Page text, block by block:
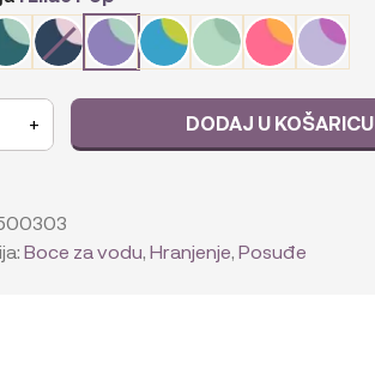
+ DODAJ U KOŠARICU
Boce za vodu,Hranjenje,Posuđe